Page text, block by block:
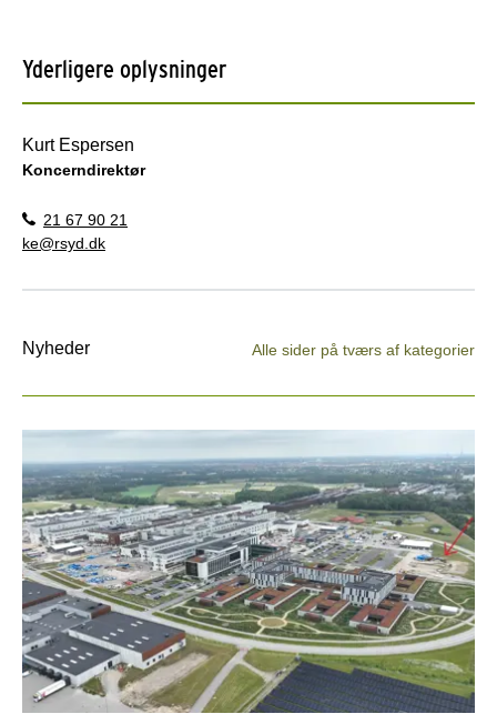
Yderligere oplysninger
Kurt Espersen
Koncerndirektør
21 67 90 21
ke@rsyd.dk
Nyheder Alle sider på tværs af kategorier